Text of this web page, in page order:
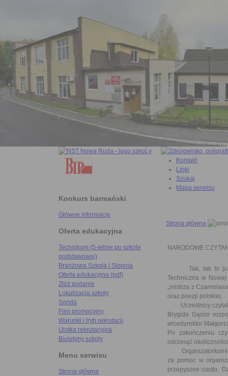
Konkurs barmański
Główne informacje
Oferta edukacyjna
Technikum (5-letnie po szkole
podstawowej)
Branżowa Szkoła I Stopnia
Oferta edukacyjna (pdf)
Złóż podanie
Lokalizacja szkoły
Sonda
Film promocyjny
Warunki i tryb rekrutacji
Ulotka rekrutacyjna
Biuletyny szkoły
Menu serwisu
Strona główna
Kontakt
Linki
Szukaj
Mapa serwisu
Strona główna
NARODOWE
Tak, tak to już
Techniczna w
„mistrza z
oraz poezji polskiej.
Uczestnicy czytali
Brygida Gąsior
wicedyrektor
Po zakończeniu
odcisnąć
Organizatorkami
za pomoc w
przepyszne ciasto.